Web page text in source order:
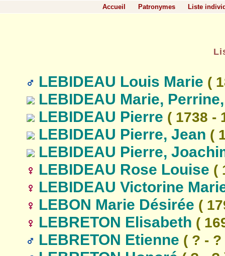
Accueil Patronymes Liste
LEBIDEAU Louis Marie (
LEBIDEAU Marie,
LEBIDEAU Pierre ( 1738 -
LEBIDEAU Pierre, Jean (
LEBIDEAU Pierre,
LEBIDEAU Rose Louise (
LEBIDEAU Victorine
LEBON Marie Désirée (
LEBRETON Elisabeth (
LEBRETON Etienne ( ? - ?